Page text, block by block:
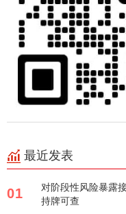
最近发表
01
对阶段性风险暴露
持牌可查